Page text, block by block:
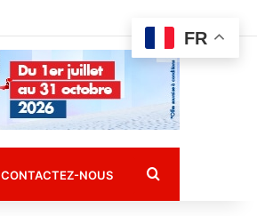
CONTACTEZ-NOUS Rechercher
FR